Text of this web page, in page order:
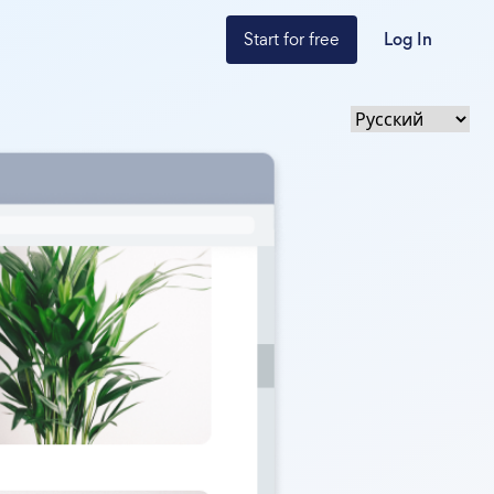
Start for free Log In